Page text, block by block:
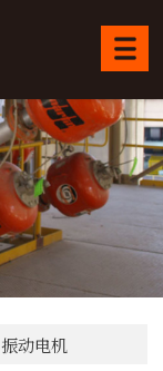
振动电机